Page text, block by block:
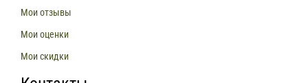
Мои отзывы
Мои оценки
Мои скидки